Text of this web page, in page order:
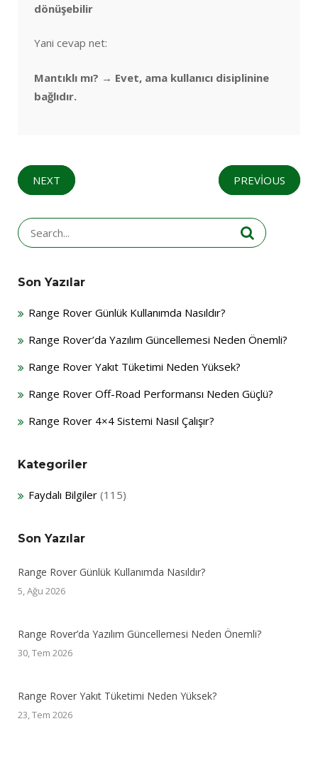
dönüşebilir
Yani cevap net:
Mantıklı mı? → Evet, ama kullanıcı disiplinine
bağlıdır.
NEXT PREVIOUS
Search
for:
Son Yazılar
Range Rover Günlük Kullanımda Nasıldır?
Range Rover’da Yazılım Güncellemesi Neden Önemli?
Range Rover Yakıt Tüketimi Neden Yüksek?
Range Rover Off-Road Performansı Neden Güçlü?
Range Rover 4×4 Sistemi Nasıl Çalışır?
Kategoriler
Faydalı Bilgiler (115)
Son Yazılar
Range Rover Günlük Kullanımda Nasıldır?
5, Ağu 2026
Range Rover’da Yazılım Güncellemesi Neden Önemli?
30, Tem 2026
Range Rover Yakıt Tüketimi Neden Yüksek?
23, Tem 2026